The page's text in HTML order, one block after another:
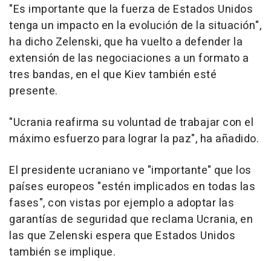
"Es importante que la fuerza de Estados Unidos
tenga un impacto en la evolución de la situación",
ha dicho Zelenski, que ha vuelto a defender la
extensión de las negociaciones a un formato a
tres bandas, en el que Kiev también esté
presente.
"Ucrania reafirma su voluntad de trabajar con el
máximo esfuerzo para lograr la paz", ha añadido.
El presidente ucraniano ve "importante" que los
países europeos "estén implicados en todas las
fases", con vistas por ejemplo a adoptar las
garantías de seguridad que reclama Ucrania, en
las que Zelenski espera que Estados Unidos
también se implique.